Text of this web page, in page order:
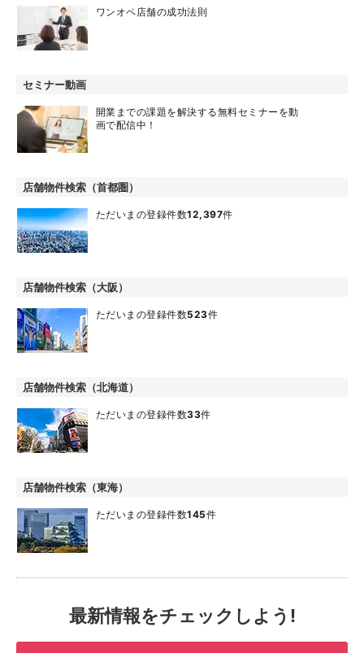
ワンオペ店舗の成功法則
セミナー動画
開業までの課題を解決する無料セミナーを動
画で配信中！
店舗物件検索（首都圏）
ただいまの登録件数12,397件
店舗物件検索（大阪）
ただいまの登録件数523件
店舗物件検索（北海道）
ただいまの登録件数33件
店舗物件検索（東海）
ただいまの登録件数145件
最新情報をチェックしよう!